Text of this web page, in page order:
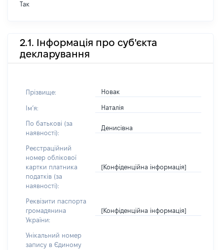
Так
2.1. Інформація про суб'єкта
декларування
Прізвище: Новак
Імʼя: Наталія
По батькові (за
наявності):
Денисівна
Реєстраційний
номер облікової
картки платника
податків (за
наявності):
[Конфіденційна інформація]
Реквізити паспорта
громадянина
України:
[Конфіденційна інформація]
Унікальний номер
запису в Єдиному